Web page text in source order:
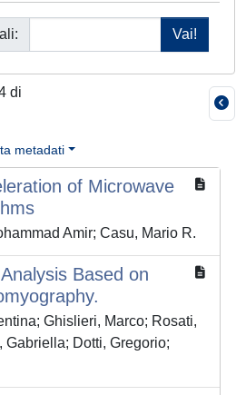
di
metadati
of Microwave
Amir; Casu, Mario R.
Based on
Ghislieri, Marco; Rosati,
Gabriella; Dotti, Gregorio;